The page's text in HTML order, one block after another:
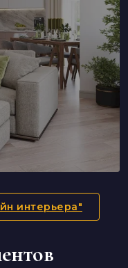
интерьера"